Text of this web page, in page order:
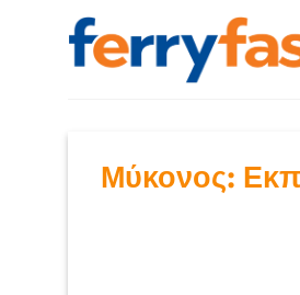
Μετάβαση
περιεχόμενο
Μύκονος: